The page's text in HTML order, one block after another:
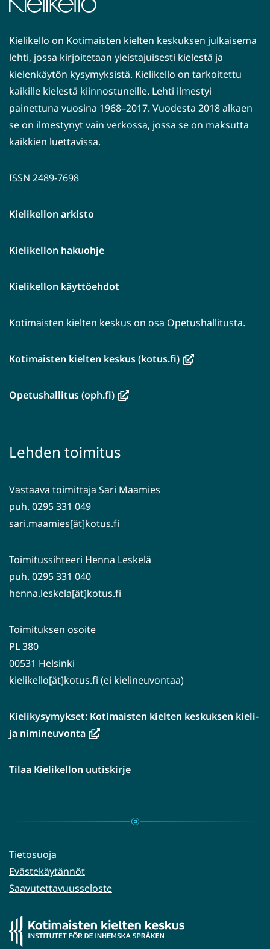
Kielikello on Kotimaisten kielten keskuksen julkaisema
lehti, jossa kirjoitetaan yleistajuisesti kielestä ja
kielenkäytön kysymyksistä. Kielikello on tarkoitettu
kaikille kielestä kiinnostuneille. Lehti ilmestyi
painettuna vuosina 1968–2017. Vuodesta 2018 alkaen
se on ilmestynyt vain verkossa, jossa se on maksutta
kaikkien luettavissa.
ISSN 2489-7698
Kielikellon arkisto
Kielikellon hakuohje
Kielikellon käyttöehdot
Kotimaisten kielten keskus on osa Opetushallitusta.
Kotimaisten kielten keskus (kotus.fi)(avautuu
Opetushallitus (oph.fi)(avautuu
toiseen
Lehden toimitus
Vastaava toimittaja Sari Maamies
puh. 0295 331 049
sari.maamies[ät]kotus.fi
Toimitussihteeri Henna Leskelä
puh. 0295 331 040
henna.leskela[ät]kotus.fi
Toimituksen osoite
PL 380
00531 Helsinki
kielikello[ät]kotus.fi (ei kielineuvontaa)
Kielikysymykset: Kotimaisten kielten keskuksen kieli-
ja nimineuvonta(avautuu
ikkunaan,
palveluun)
Tilaa Kielikellon uutiskirje
Tietosuoja
Evästekäytännöt
Saavutettavuusseloste